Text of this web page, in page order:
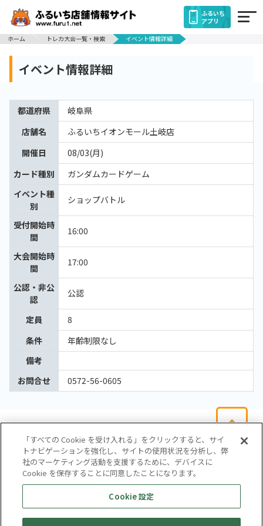
ふるいち
アプリ
ホーム
トレカ大会一覧・検索 イベント情報詳細
イベント情報詳細
都道府県
岐阜県
店舗名
ふるいちイオンモール土岐店
開催日
08/03(月)
カード種別
ガンダムカードゲーム
イベント種
別
ショップバトル
受付開始時
間
16:00
大会開始時
間
17:00
公認・非公
認
公認
定員
8
条件
年齢制限なし
備考
お問合せ
0572-56-0605
会社概要
サイトマップ
お問い合わせ
個人情報保護方針
株式会社テイツー
「すべての Cookie を受け入れる」をクリックすると、サイ
トナビゲーションを強化し、サイトの使用状況を分析し、弊
社のマーケティング活動を支援するために、デバイスに
Cookie を保存することに同意したことになります。
Cookie 設定